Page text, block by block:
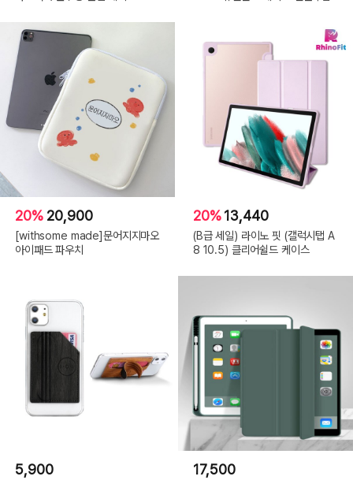
20% 20,900
[withsome made]문어지지마오
아이패드 파우치
20%13,440
(B급 세일) 라이노 핏 (갤럭시탭 A
8 10.5) 클리어쉴드 케이스
5,900 17,500